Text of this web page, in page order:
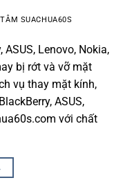
SUACHUA60S
ASUS, Lenovo, Nokia,
bị rớt và vỡ mặt
vụ thay mặt kính,
ASUS,
với chất